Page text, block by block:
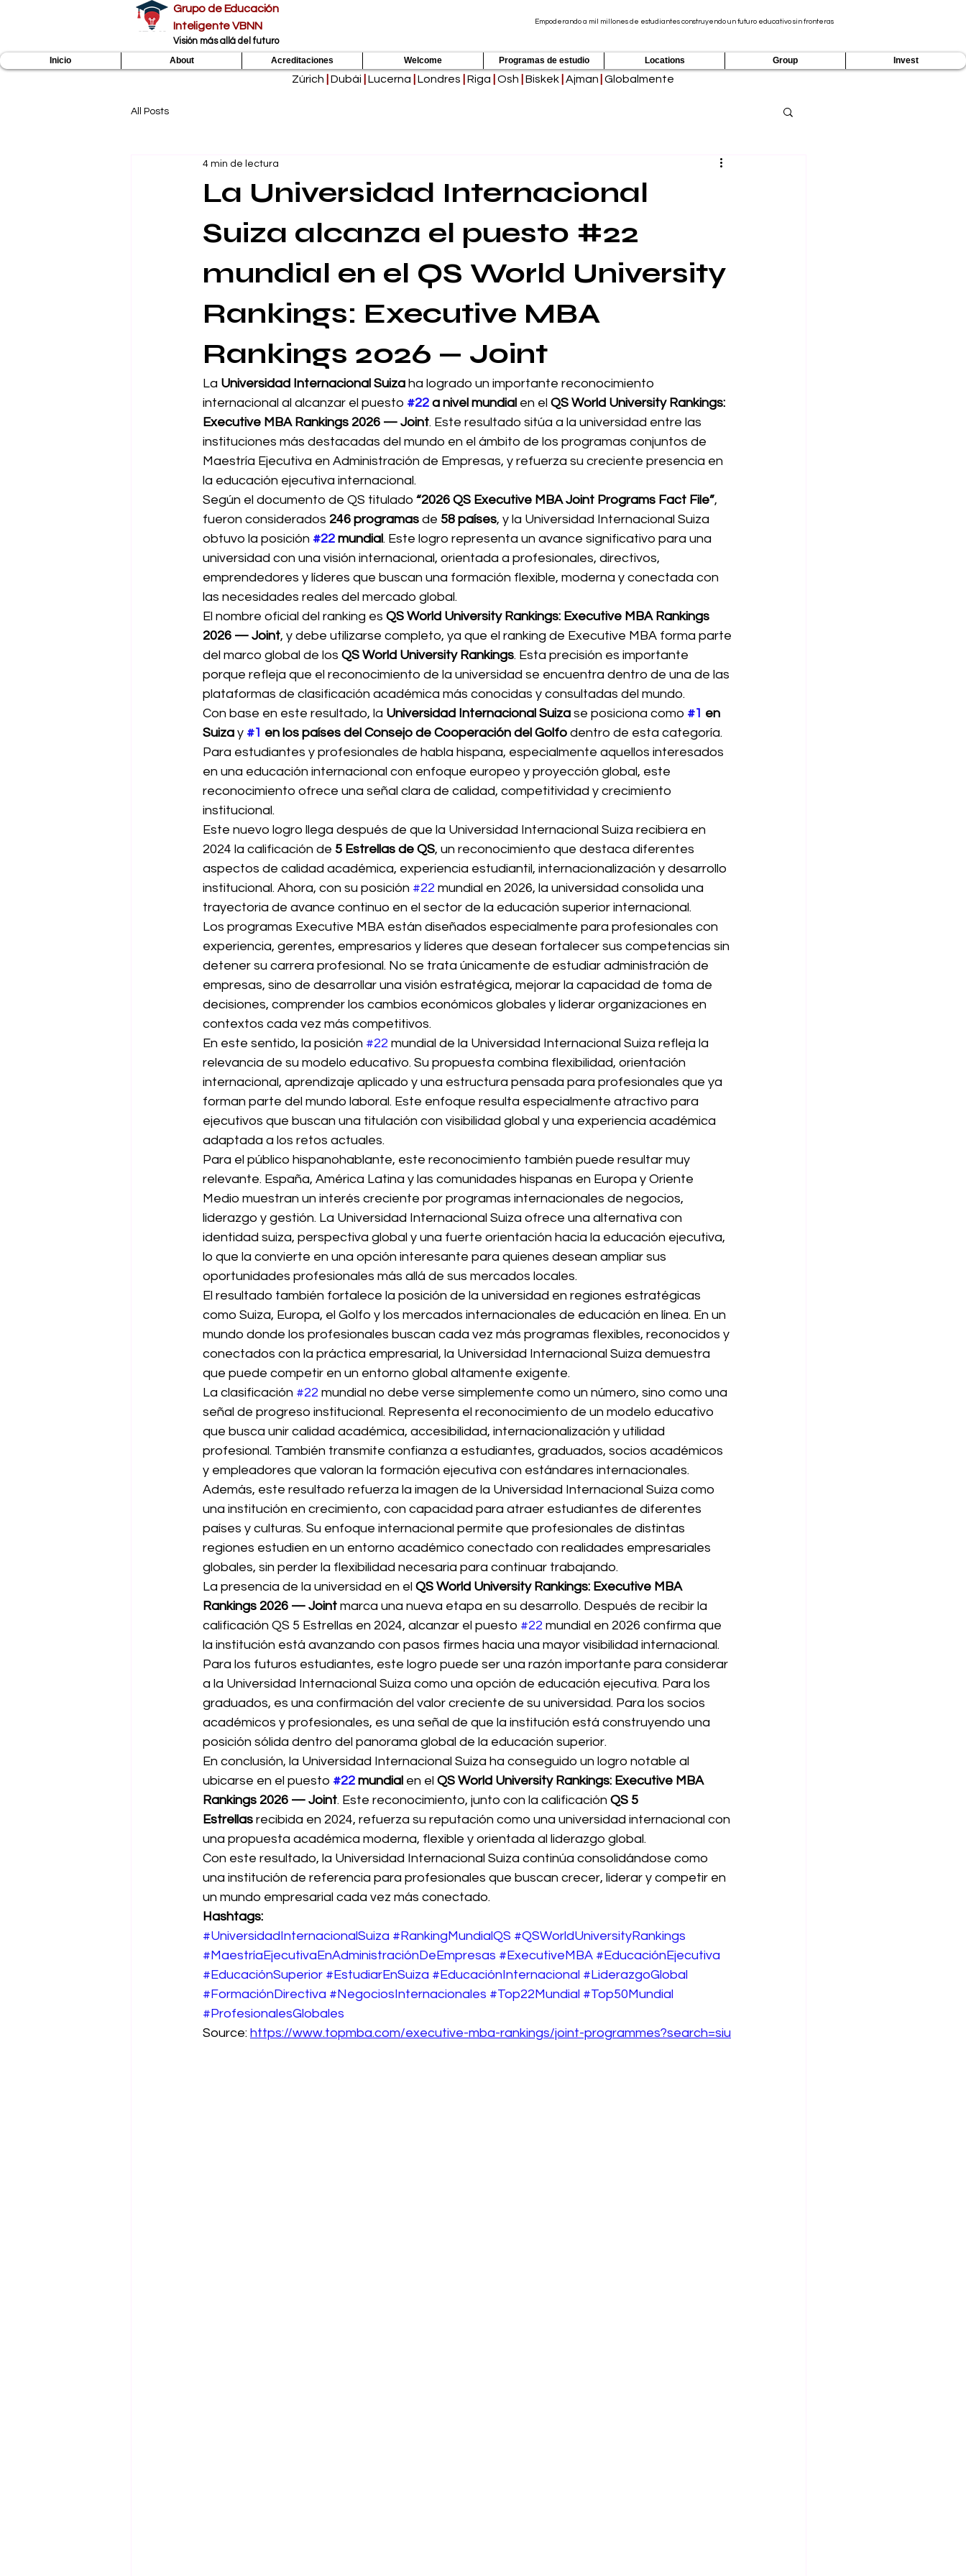
Grupo de Educación
Inteligente VBNN
​Visión más allá del futuro
Empoderando a mil millones de estudiantes construyendo un futuro educativo sin fronteras
Inicio About Acreditaciones Welcome Programas de estudio Locations Group Invest
Zúrich Dubái Lucerna Londres Riga Osh Biskek Ajman |Globalmente
All Posts
La Universidad Internacional
Suiza alcanza el puesto #22
mundial en el QS World University
Rankings: Executive MBA
Rankings 2026 — Joint
4 min de lectura
La Universidad Internacional Suiza ha logrado un importante reconocimiento
internacional al alcanzar el puesto #22 a nivel mundial en el QS World University Rankings:
Executive MBA Rankings 2026 — Joint. Este resultado sitúa a la universidad entre las
instituciones más destacadas del mundo en el ámbito de los programas conjuntos de
Maestría Ejecutiva en Administración de Empresas, y refuerza su creciente presencia en
la educación ejecutiva internacional.
Según el documento de QS titulado “2026 QS Executive MBA Joint Programs Fact File”,
fueron considerados 246 programas de 58 países, y la Universidad Internacional Suiza
obtuvo la posición #22 mundial. Este logro representa un avance significativo para una
universidad con una visión internacional, orientada a profesionales, directivos,
emprendedores y líderes que buscan una formación flexible, moderna y conectada con
las necesidades reales del mercado global.
El nombre oficial del ranking es QS World University Rankings: Executive MBA Rankings
2026 — Joint, y debe utilizarse completo, ya que el ranking de Executive MBA forma parte
del marco global de los QS World University Rankings. Esta precisión es importante
porque refleja que el reconocimiento de la universidad se encuentra dentro de una de las
plataformas de clasificación académica más conocidas y consultadas del mundo.
Con base en este resultado, la Universidad Internacional Suiza se posiciona como #1 en
Suiza y #1 en los países del Consejo de Cooperación del Golfo dentro de esta categoría.
Para estudiantes y profesionales de habla hispana, especialmente aquellos interesados
en una educación internacional con enfoque europeo y proyección global, este
reconocimiento ofrece una señal clara de calidad, competitividad y crecimiento
institucional.
Este nuevo logro llega después de que la Universidad Internacional Suiza recibiera en
2024 la calificación de 5 Estrellas de QS, un reconocimiento que destaca diferentes
aspectos de calidad académica, experiencia estudiantil, internacionalización y desarrollo
institucional. Ahora, con su posición #22 mundial en 2026, la universidad consolida una
trayectoria de avance continuo en el sector de la educación superior internacional.
Los programas Executive MBA están diseñados especialmente para profesionales con
experiencia, gerentes, empresarios y líderes que desean fortalecer sus competencias sin
detener su carrera profesional. No se trata únicamente de estudiar administración de
empresas, sino de desarrollar una visión estratégica, mejorar la capacidad de toma de
decisiones, comprender los cambios económicos globales y liderar organizaciones en
contextos cada vez más competitivos.
En este sentido, la posición #22 mundial de la Universidad Internacional Suiza refleja la
relevancia de su modelo educativo. Su propuesta combina flexibilidad, orientación
internacional, aprendizaje aplicado y una estructura pensada para profesionales que ya
forman parte del mundo laboral. Este enfoque resulta especialmente atractivo para
ejecutivos que buscan una titulación con visibilidad global y una experiencia académica
adaptada a los retos actuales.
Para el público hispanohablante, este reconocimiento también puede resultar muy
relevante. España, América Latina y las comunidades hispanas en Europa y Oriente
Medio muestran un interés creciente por programas internacionales de negocios,
liderazgo y gestión. La Universidad Internacional Suiza ofrece una alternativa con
identidad suiza, perspectiva global y una fuerte orientación hacia la educación ejecutiva,
lo que la convierte en una opción interesante para quienes desean ampliar sus
oportunidades profesionales más allá de sus mercados locales.
El resultado también fortalece la posición de la universidad en regiones estratégicas
como Suiza, Europa, el Golfo y los mercados internacionales de educación en línea. En un
mundo donde los profesionales buscan cada vez más programas flexibles, reconocidos y
conectados con la práctica empresarial, la Universidad Internacional Suiza demuestra
que puede competir en un entorno global altamente exigente.
La clasificación #22 mundial no debe verse simplemente como un número, sino como una
señal de progreso institucional. Representa el reconocimiento de un modelo educativo
que busca unir calidad académica, accesibilidad, internacionalización y utilidad
profesional. También transmite confianza a estudiantes, graduados, socios académicos
y empleadores que valoran la formación ejecutiva con estándares internacionales.
Además, este resultado refuerza la imagen de la Universidad Internacional Suiza como
una institución en crecimiento, con capacidad para atraer estudiantes de diferentes
países y culturas. Su enfoque internacional permite que profesionales de distintas
regiones estudien en un entorno académico conectado con realidades empresariales
globales, sin perder la flexibilidad necesaria para continuar trabajando.
La presencia de la universidad en el QS World University Rankings: Executive MBA
Rankings 2026 — Joint marca una nueva etapa en su desarrollo. Después de recibir la
calificación QS 5 Estrellas en 2024, alcanzar el puesto #22 mundial en 2026 confirma que
la institución está avanzando con pasos firmes hacia una mayor visibilidad internacional.
Para los futuros estudiantes, este logro puede ser una razón importante para considerar
a la Universidad Internacional Suiza como una opción de educación ejecutiva. Para los
graduados, es una confirmación del valor creciente de su universidad. Para los socios
académicos y profesionales, es una señal de que la institución está construyendo una
posición sólida dentro del panorama global de la educación superior.
En conclusión, la Universidad Internacional Suiza ha conseguido un logro notable al
ubicarse en el puesto #22 mundial en el QS World University Rankings: Executive MBA
Rankings 2026 — Joint. Este reconocimiento, junto con la calificación QS 5
Estrellas recibida en 2024, refuerza su reputación como una universidad internacional con
una propuesta académica moderna, flexible y orientada al liderazgo global.
Con este resultado, la Universidad Internacional Suiza continúa consolidándose como
una institución de referencia para profesionales que buscan crecer, liderar y competir en
un mundo empresarial cada vez más conectado.
Hashtags:
#UniversidadInternacionalSuiza #RankingMundialQS #QSWorldUniversityRankings
#MaestríaEjecutivaEnAdministraciónDeEmpresas #ExecutiveMBA #EducaciónEjecutiva
#EducaciónSuperior #EstudiarEnSuiza #EducaciónInternacional #LiderazgoGlobal
#FormaciónDirectiva #NegociosInternacionales #Top22Mundial #Top50Mundial
#ProfesionalesGlobales
Source: https://www.topmba.com/executive-mba-rankings/joint-programmes?search=siu